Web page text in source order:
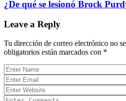
¿De qué se lesionó Brock
Leave a Reply
Tu dirección de correo electrónico no
obligatorios están marcados con *